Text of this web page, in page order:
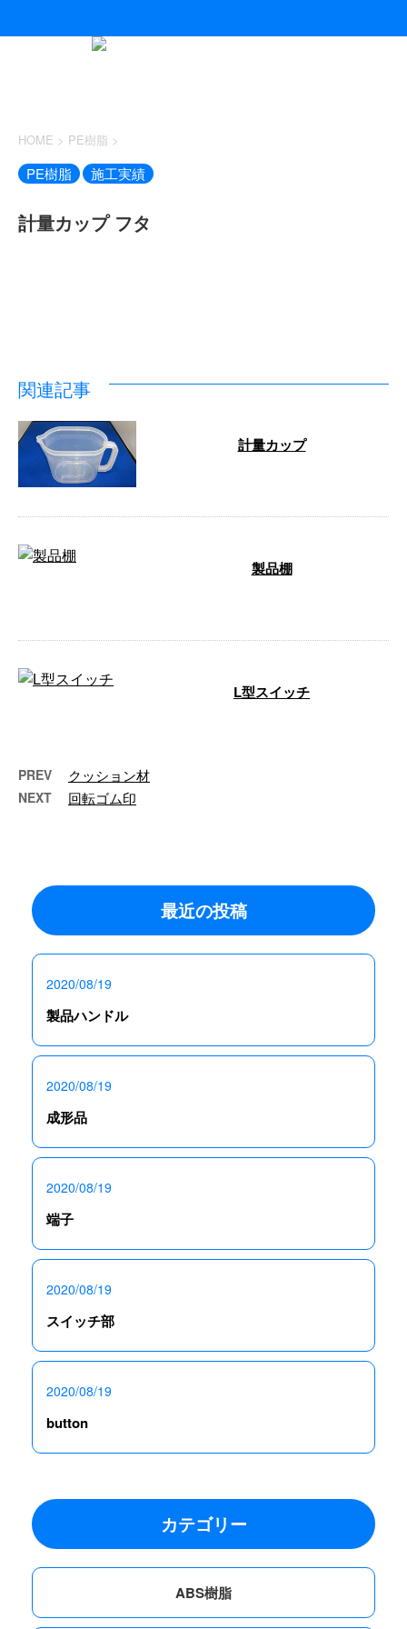
HOME > PE樹脂 >
PE樹脂 施工実績
計量カップ フタ
関連記事
計量カップ
製品棚
L型スイッチ
PREV クッション材
NEXT 回転ゴム印
最近の投稿
2020/08/19
製品ハンドル
2020/08/19
成形品
2020/08/19
端子
2020/08/19
スイッチ部
2020/08/19
button
カテゴリー
ABS樹脂